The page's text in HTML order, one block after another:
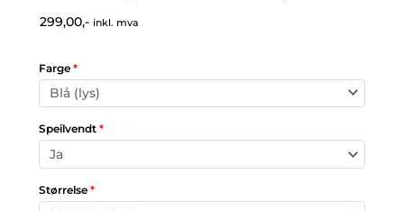
299,00,- inkl. mva
Farge *
Speilvendt *
Størrelse *